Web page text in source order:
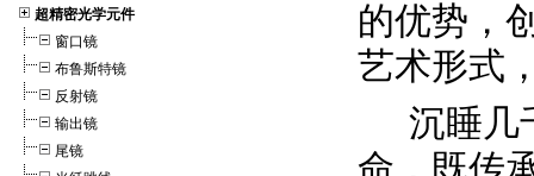
超精密光学元件
窗口镜
布鲁斯特镜
反射镜
输出镜
尾镜
的优势，
艺术形式
沉睡几